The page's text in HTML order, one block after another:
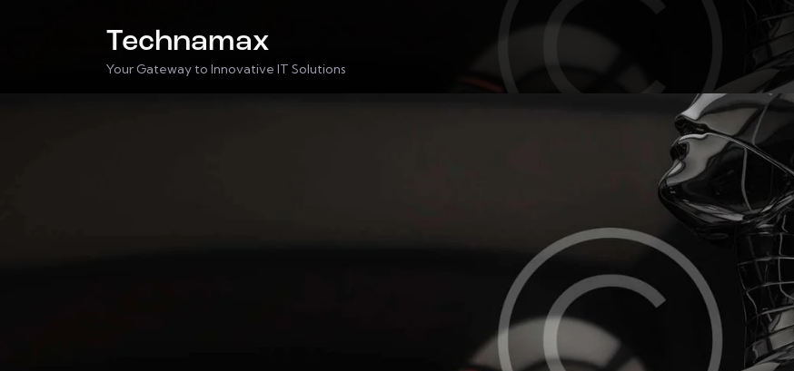
Technamax
Your Gateway to Innovative IT Solutions